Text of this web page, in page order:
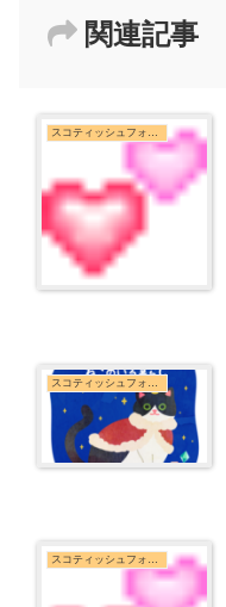
関連記事
スコティッシュフォールド
スコティッシュフォールド